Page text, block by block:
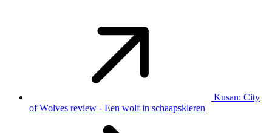
Kusan: City
of Wolves review - Een wolf in schaapskleren